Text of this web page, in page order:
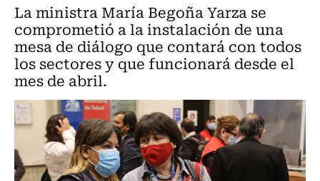
La ministra María Begoña Yarza se
comprometió a la instalación de una
mesa de diálogo que contará con todos
los sectores y que funcionará desde el
mes de abril.